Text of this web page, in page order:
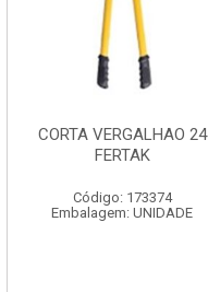
CORTA VERGALHAO 24
FERTAK
Código: 173374
Embalagem: UNIDADE